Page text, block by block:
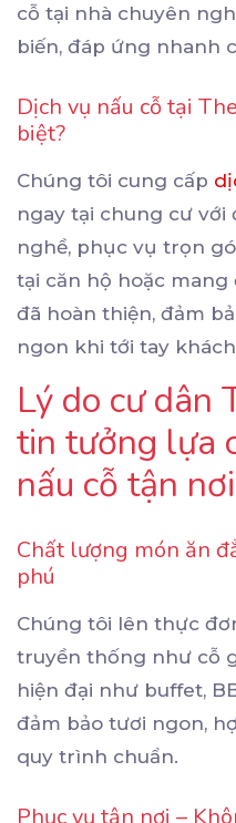
cỗ tại nhà chuyên
biến, đáp ứng nhanh
Dịch vụ nấu cỗ tại
biệt?
Chúng tôi cung cấp
ngay tại chung cư với
nghề, phục vụ trọn
tại căn hộ hoặc
đã hoàn thiện, đảm
ngon khi tới tay
Lý do cư dân
tin tưởng lựa
nấu cỗ tận nơi
Chất lượng món ăn
phú
Chúng tôi lên thực
truyền thống như cỗ
hiện đại như buffet,
đảm bảo tươi ngon,
quy trình chuẩn.
Phục vụ tận nơi –